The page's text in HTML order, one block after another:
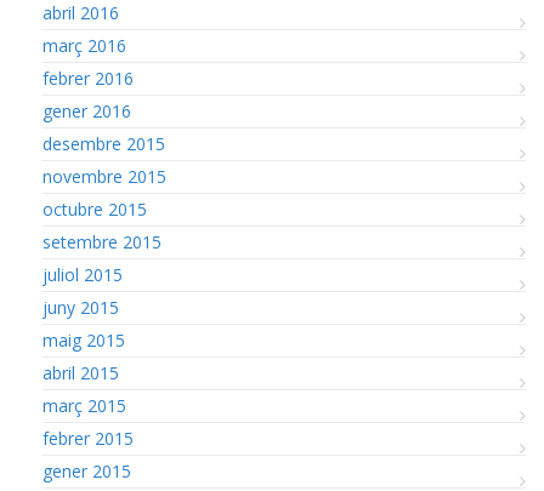
abril 2016
març 2016
febrer 2016
gener 2016
desembre 2015
novembre 2015
octubre 2015
setembre 2015
juliol 2015
juny 2015
maig 2015
abril 2015
març 2015
febrer 2015
gener 2015